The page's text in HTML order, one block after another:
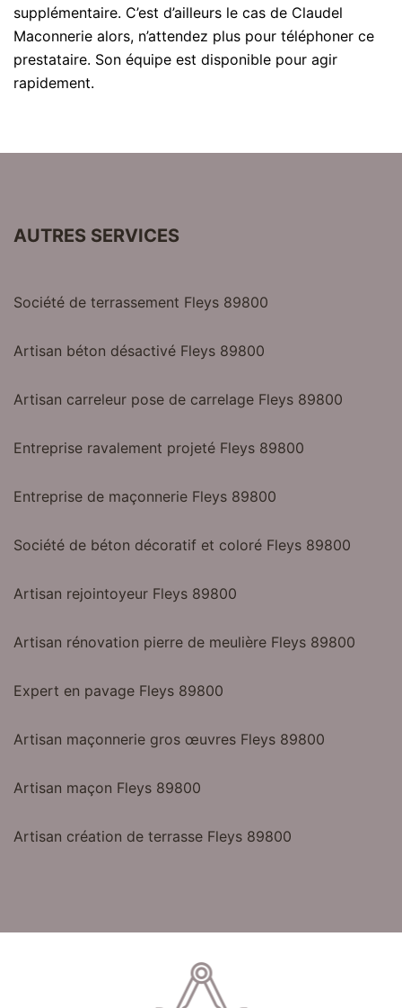
supplémentaire. C’est d’ailleurs le cas de Claudel
Maconnerie alors, n’attendez plus pour téléphoner ce
prestataire. Son équipe est disponible pour agir
rapidement.
AUTRES SERVICES
Société de terrassement Fleys 89800
Artisan béton désactivé Fleys 89800
Artisan carreleur pose de carrelage Fleys 89800
Entreprise ravalement projeté Fleys 89800
Entreprise de maçonnerie Fleys 89800
Société de béton décoratif et coloré Fleys 89800
Artisan rejointoyeur Fleys 89800
Artisan rénovation pierre de meulière Fleys 89800
Expert en pavage Fleys 89800
Artisan maçonnerie gros œuvres Fleys 89800
Artisan maçon Fleys 89800
Artisan création de terrasse Fleys 89800